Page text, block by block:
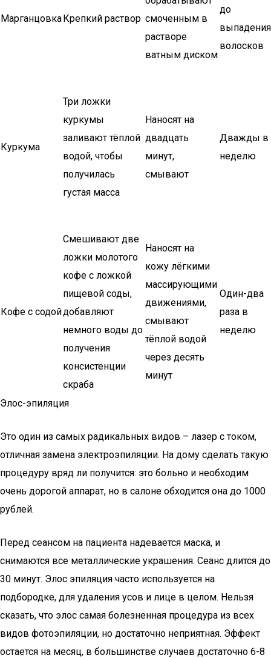
МарганцовкаКрепкий раствор смоченным в
растворе
ватным диском
до
выпадения
волосков
Куркума
Три ложки
куркумы
заливают тёплой
водой, чтобы
получилась
густая масса
Наносят на
двадцать
минут,
смывают
Дважды в
неделю
Кофе с содой
Смешивают две
ложки молотого
кофе с ложкой
пищевой соды,
добавляют
немного воды до
получения
консистенции
скраба
Наносят на
кожу лёгкими
массирующими
движениями,
смывают
тёплой водой
через десять
минут
Один-два
раза в
неделю
Элос-эпиляция
Это один из самых радикальных видов – лазер с током,
отличная замена электроэпиляции. На дому сделать такую
процедуру вряд ли получится: это больно и необходим
очень дорогой аппарат, но в салоне обходится она до 1000
рублей.
Перед сеансом на пациента надевается маска, и
снимаются все металлические украшения. Сеанс длится до
30 минут. Элос эпиляция часто используется на
подбородке, для удаления усов и лице в целом. Нельзя
сказать, что элос самая болезненная процедура из всех
видов фотоэпиляции, но достаточно неприятная. Эффект
остается на месяц, в большинстве случаев достаточно 6-8